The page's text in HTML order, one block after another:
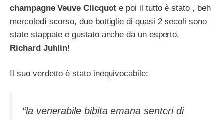
champagne Veuve Clicquot e poi il tutto è stato , beh
mercoledì scorso, due bottiglie di quasi 2 secoli sono
state stappate e gustato anche da un esperto,
Richard Juhlin!
Il suo verdetto è stato inequivocabile:
“la venerabile bibita emana sentori di